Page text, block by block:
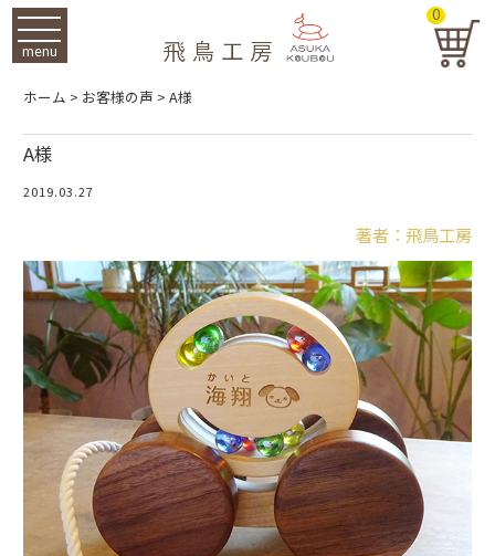
menu
0
ホーム > お客様の声 > A様
A様
2019.03.27
著者：飛鳥工房